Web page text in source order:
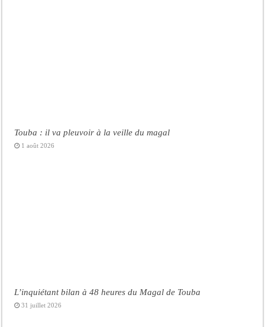
Touba : il va pleuvoir à la veille du magal
1 août 2026
L’inquiétant bilan à 48 heures du Magal de Touba
31 juillet 2026